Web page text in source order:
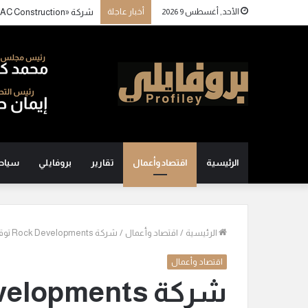
الأحد, أغسطس 9 2026 أخبار عاجلة
الرئيسية اقتصاد وأعمال تقارير بروفايلي
الرئيسية / اقتصاد وأعمال / شركة Rock Developments توقع بروتوكول تعاون مع كلية هلشون بالسويد
اقتصاد وأعمال